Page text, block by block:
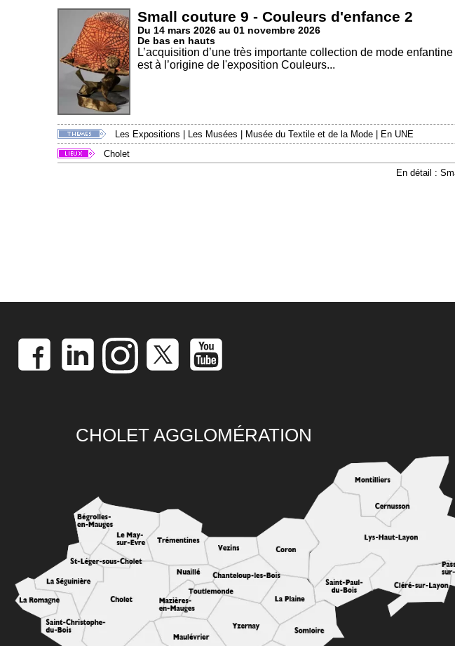
Small couture 9 - Couleurs d'enfance 2
Du 14 mars 2026 au 01 novembre 2026
De bas en hauts
L’acquisition d’une très importante collection de mode
est à l’origine de l'exposition Couleurs...
Les Expositions Les Musées Musée du Textile et de la Mode
En UNE
Cholet
En détail :
CHOLET AGGLOMÉRATION